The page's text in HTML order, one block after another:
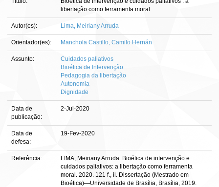
libertação como ferramenta moral
Autor(es): Lima, Meiriany Arruda
Orientador(es): Manchola Castillo, Camilo Hernán
Assunto:
Cuidados paliativos
Bioética de Intervenção
Pedagogia da libertação
Autonomia
Dignidade
Data de
publicação:
2-Jul-2020
Data de
defesa:
19-Fev-2020
Referência:
LIMA, Meiriany Arruda. Bioética de intervenção e
cuidados paliativos: a libertação como ferramenta
moral. 2020. 121 f., il. Dissertação (Mestrado em
Bioética)—Universidade de Brasília, Brasília, 2019.